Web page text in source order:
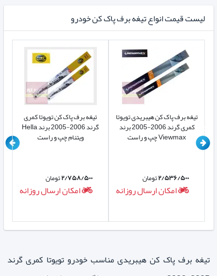
لیست قیمت انواع تیغه برف پاک کن خودرو
تیغه برف پاک کن تویوتا کمری
گرند 2006-2005 برند Hella
ویتنام چپ و راست
۲/۷۵۸/۵۰۰تومان
امکان ارسال روزانه
تیغه برف پاک کن هیبریدی تویوتا
کمری گرند 2006-2005 برند
Viewmax چپ و راست
۲/۵۳۶/۵۰۰تومان
امکان ارسال روزانه
تیغه برف پاک کن هیبریدی مناسب خودرو تویوتا کمری گرند